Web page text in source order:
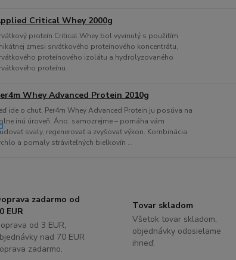
Critical Whey 2000g
proteín Critical Whey bol vyvinutý s použitím
zmesi srvátkového proteínového koncentrátu,
proteínového izolátu a hydrolyzovaného
proteínu.
Whey Advanced Protein 2010g
ide o chuť, Per4m Whey Advanced Protein ju posúva na
inú úroveň. Áno, samozrejme – pomáha vám
svaly, regenerovať a zvyšovať výkon. Kombinácia
a pomaly stráviteľných bielkovín ...
zadarmo od
EUR
od 3 EUR,
nad 70 EUR
zadarmo.
Tovar skladom
Všetok tovar skladom,
objednávky odosielame
ihneď.